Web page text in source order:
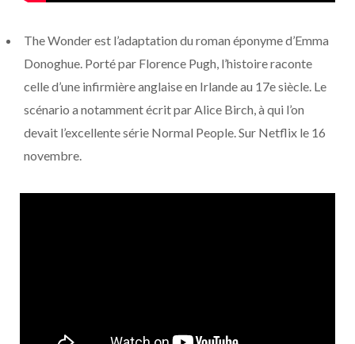
The Wonder est l’adaptation du roman éponyme d’Emma
Donoghue. Porté par Florence Pugh, l’histoire raconte
celle d’une infirmière anglaise en Irlande au 17e siècle. Le
scénario a notamment écrit par Alice Birch, à qui l’on
devait l’excellente série Normal People. Sur Netflix le 16
novembre.